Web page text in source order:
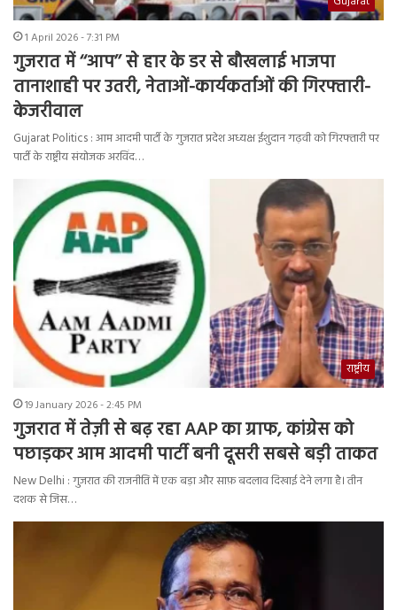
1 April 2026 - 7:31 PM
गुजरात में ‘‘आप’’ से हार के डर से बौखलाई भाजपा
तानाशाही पर उतरी, नेताओं-कार्यकर्ताओं की गिरफ्तारी-
केजरीवाल
Gujarat Politics : आम आदमी पार्टी के गुजरात प्रदेश अध्यक्ष ईशुदान गढ़वी को गिरफ्तारी पर
पार्टी के राष्ट्रीय संयोजक अरविंद…
राष्ट्रीय
19 January 2026 - 2:45 PM
गुजरात में तेज़ी से बढ़ रहा AAP का ग्राफ, कांग्रेस को
पछाड़कर आम आदमी पार्टी बनी दूसरी सबसे बड़ी ताकत
New Delhi : गुजरात की राजनीति में एक बड़ा और साफ़ बदलाव दिखाई देने लगा है। तीन
दशक से जिस…